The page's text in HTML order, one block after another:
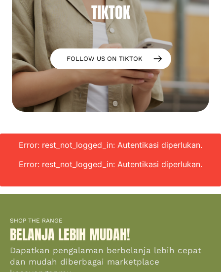
TIKTOK
FOLLOW US ON TIKTOK
Error: rest_not_logged_in: Autentikasi diperlukan.
Error: rest_not_logged_in: Autentikasi diperlukan.
SHOP THE RANGE
BELANJA LEBIH MUDAH!
Dapatkan pengalaman berbelanja lebih cepat
dan mudah diberbagai marketplace